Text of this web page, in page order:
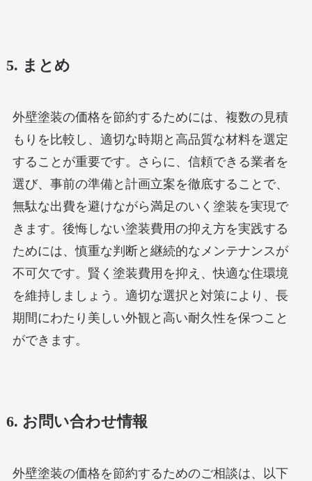
5. まとめ
外壁塗装の価格を節約するためには、複数の見積
もりを比較し、適切な時期と高品質な材料を選定
することが重要です。さらに、信頼できる業者を
選び、事前の準備と計画立案を徹底することで、
無駄な出費を避けながら満足のいく塗装を実現で
きます。後悔しない塗装費用の抑え方を実践する
ためには、慎重な判断と継続的なメンテナンスが
不可欠です。賢く塗装費用を抑え、快適な住環境
を維持しましょう。適切な選択と対策により、長
期間にわたり美しい外観と高い耐久性を保つこと
ができます。
6. お問い合わせ情報
外壁塗装の価格を節約するためのご相談は、以下